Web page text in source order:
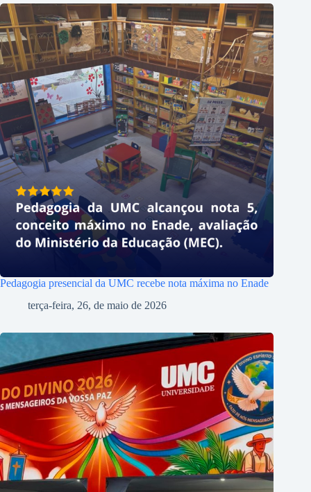
Pedagogia presencial da UMC recebe nota máxima no Enade
terça-feira, 26, de maio de 2026